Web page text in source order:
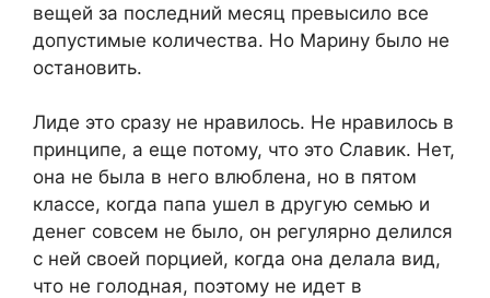
вещей за последний месяц превысило все
допустимые количества. Но Марину было не
остановить.
Лиде это сразу не нравилось. Не нравилось в
принципе, а еще потому, что это Славик. Нет,
она не была в него влюблена, но в пятом
классе, когда папа ушел в другую семью и
денег совсем не было, он регулярно делился
с ней своей порцией, когда она делала вид,
что не голодная, поэтому не идет в